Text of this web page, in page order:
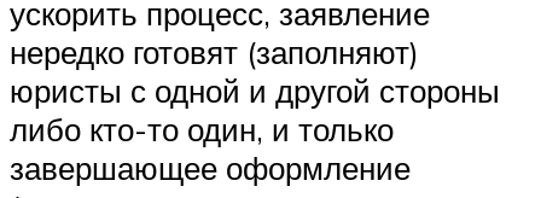
ускорить процесс, заявление
нередко готовят (заполняют)
юристы с одной и другой стороны
либо кто-то один, и только
завершающее оформление